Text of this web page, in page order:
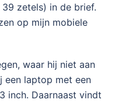
zetels) in de brief.
op mijn mobiele
waar hij niet aan
een laptop met een
inch. Daarnaast vindt